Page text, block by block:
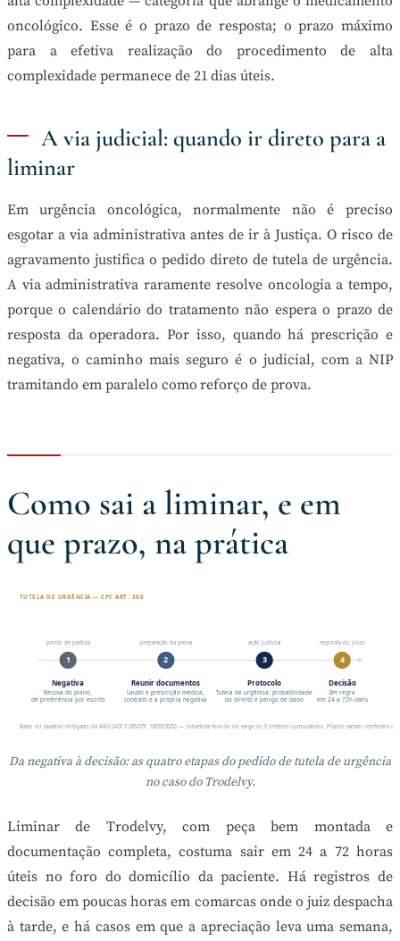
oncológico. Esse é o prazo de resposta; o prazo máximo
para a efetiva realização do procedimento de alta
complexidade permanece de 21 dias úteis.
A via judicial: quando ir direto para a
liminar
Em urgência oncológica, normalmente não é preciso
esgotar a via administrativa antes de ir à Justiça. O risco de
agravamento justifica o pedido direto de tutela de urgência.
A via administrativa raramente resolve oncologia a tempo,
porque o calendário do tratamento não espera o prazo de
resposta da operadora. Por isso, quando há prescrição e
negativa, o caminho mais seguro é o judicial, com a NIP
tramitando em paralelo como reforço de prova.
Como sai a liminar, e em
que prazo, na prática
TUTELA DE URGÊNCIA — CPC ART. 300
1
Negativa
Recusa do plano,
de preferência por escrito
2
Reunir documentos
Laudo e prescrição médica,
contrato e a própria negativa
3
Protocolo
Tutela de urgência: probabilidade
do direito e perigo de dano
4
Decisão
Em regra
em 24 a 72h úteis
ponto de partida preparação da prova ação judicial resposta do juízo
Base: rol taxativo mitigado da ANS (ADI 7.265/STF, 18/09/2025) — cobertura fora do rol exige os 5 critérios cumulativos. Prazos variam conforme a
Da negativa à decisão: as quatro etapas do pedido de tutela de urgência
no caso do Trodelvy.
Liminar de Trodelvy, com peça bem montada e
documentação completa, costuma sair em 24 a 72 horas
úteis no foro do domicílio da paciente. Há registros de
decisão em poucas horas em comarcas onde o juiz despacha
à tarde, e há casos em que a apreciação leva uma semana,